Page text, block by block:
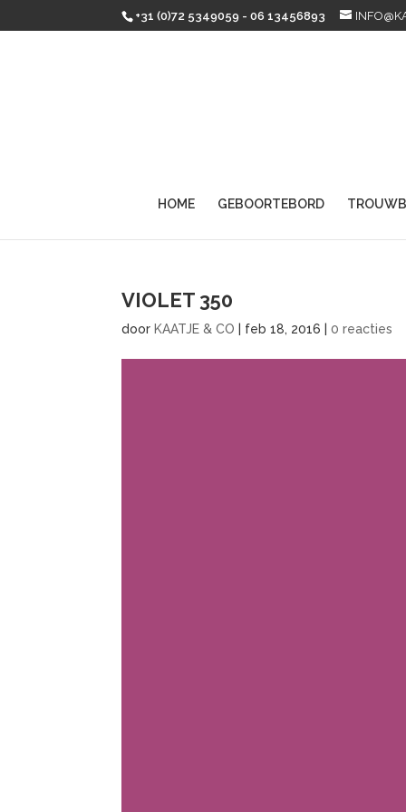
+31 (0)72 5349059 - 06 13456893
HOME GEBOORTEBORD
VIOLET 350
door KAATJE & CO feb 18, 2016 |0 reacties